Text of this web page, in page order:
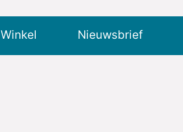
Winkel
Nieuwsbrief